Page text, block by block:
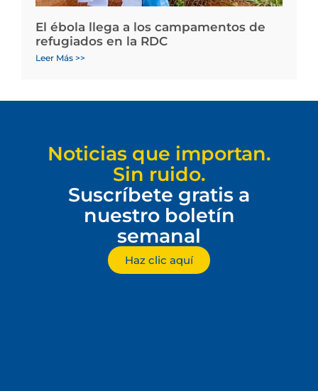
El ébola llega a los campamentos de
refugiados en la RDC
Leer Más >>
Noticias que importan.
Sin ruido.
Suscríbete gratis a
nuestro boletín
semanal
Haz clic aquí